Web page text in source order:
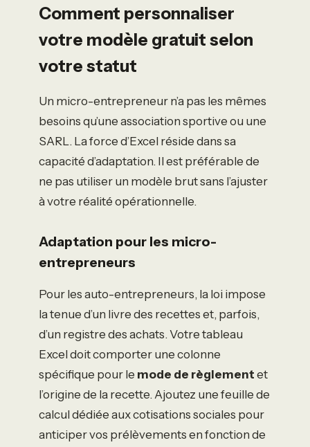
Comment personnaliser
votre modèle gratuit selon
votre statut
Un micro-entrepreneur n’a pas les mêmes
besoins qu’une association sportive ou une
SARL. La force d’Excel réside dans sa
capacité d’adaptation. Il est préférable de
ne pas utiliser un modèle brut sans l’ajuster
à votre réalité opérationnelle.
Adaptation pour les micro-
entrepreneurs
Pour les auto-entrepreneurs, la loi impose
la tenue d’un livre des recettes et, parfois,
d’un registre des achats. Votre tableau
Excel doit comporter une colonne
spécifique pour le mode de règlement et
l’origine de la recette. Ajoutez une feuille de
calcul dédiée aux cotisations sociales pour
anticiper vos prélèvements en fonction de